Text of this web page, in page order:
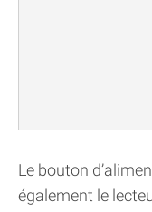
Le bouton
également le